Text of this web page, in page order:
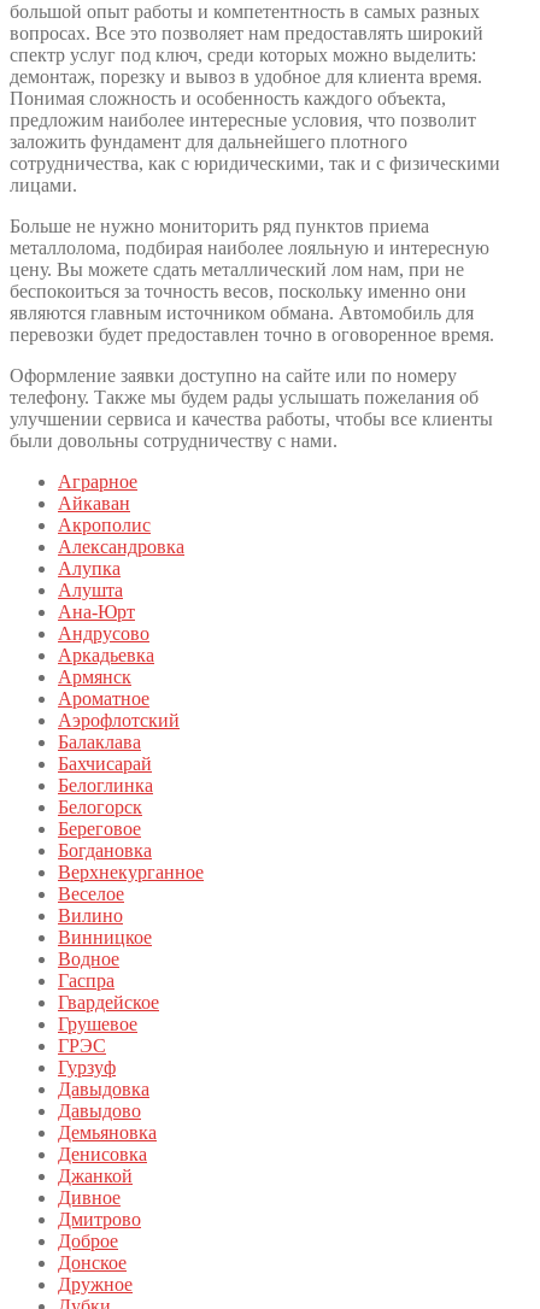
большой опыт работы и компетентность в самых разных
вопросах. Все это позволяет нам предоставлять широкий
спектр услуг под ключ, среди которых можно выделить:
демонтаж, порезку и вывоз в удобное для клиента время.
Понимая сложность и особенность каждого объекта,
предложим наиболее интересные условия, что позволит
заложить фундамент для дальнейшего плотного
сотрудничества, как с юридическими, так и с физическими
лицами.
Больше не нужно мониторить ряд пунктов приема
металлолома, подбирая наиболее лояльную и интересную
цену. Вы можете сдать металлический лом нам, при не
беспокоиться за точность весов, поскольку именно они
являются главным источником обмана. Автомобиль для
перевозки будет предоставлен точно в оговоренное время.
Оформление заявки доступно на сайте или по номеру
телефону. Также мы будем рады услышать пожелания об
улучшении сервиса и качества работы, чтобы все клиенты
были довольны сотрудничеству с нами.
Аграрное
Айкаван
Акрополис
Александровка
Алупка
Алушта
Ана-Юрт
Андрусово
Аркадьевка
Армянск
Ароматное
Аэрофлотский
Балаклава
Бахчисарай
Белоглинка
Белогорск
Береговое
Богдановка
Верхнекурганное
Веселое
Вилино
Винницкое
Водное
Гаспра
Гвардейское
Грушевое
ГРЭС
Гурзуф
Давыдовка
Давыдово
Демьяновка
Денисовка
Джанкой
Дивное
Дмитрово
Доброе
Донское
Дружное